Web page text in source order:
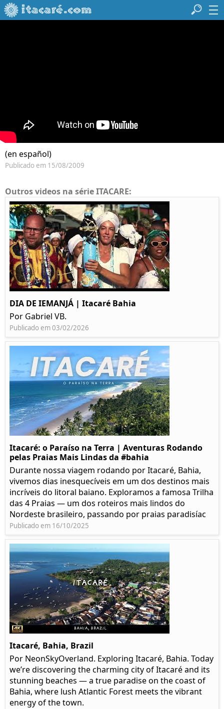
(en español)
Publicado em 15/08/2009
Outros videos na série ITACARE:
DIA DE IEMANJÁ | Itacaré Bahia
Por Gabriel VB.
Publicado em 03/02/2026
Itacaré: o Paraíso na Terra | Aventuras Rodando
pelas Praias Mais Lindas da #bahia
Durante nossa viagem rodando por Itacaré, Bahia,
vivemos dias inesquecíveis em um dos destinos mais
incríveis do litoral baiano. Exploramos a famosa Trilha
das 4 Praias — um dos roteiros mais lindos do
Nordeste brasileiro, passando por praias paradisíac
Publicado em 16/10/2025
Itacaré, Bahia, Brazil
Por NeonSkyOverland. Exploring Itacaré, Bahia. Today
we’re discovering the charming city of Itacaré and its
stunning beaches — a true paradise on the coast of
Bahia, where lush Atlantic Forest meets the vibrant
energy of the town.